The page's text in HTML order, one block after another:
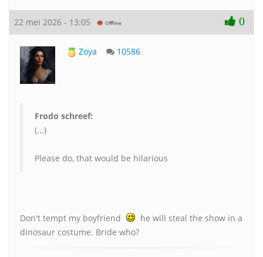
22 mei 2026 - 13:05 0
Zoya 10586
Frodo schreef:
(...)
Please do, that would be hilarious
Don't tempt my boyfriend
he will steal the show in a
dinosaur costume. Bride who?